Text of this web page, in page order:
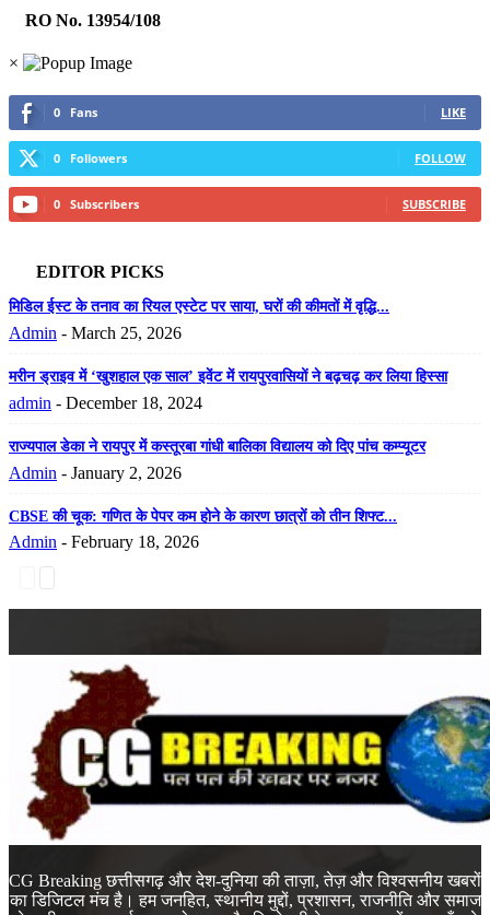
RO No. 13954/108
×
0 Fans LIKE
0 Followers FOLLOW
0 Subscribers SUBSCRIBE
EDITOR PICKS
मिडिल ईस्ट के तनाव का रियल एस्टेट पर साया, घरों की कीमतों में वृद्धि...
Admin - March 25, 2026
मरीन ड्राइव में ‘खुशहाल एक साल’ इवेंट में रायपुरवासियों ने बढ़चढ़ कर लिया हिस्सा
admin - December 18, 2024
राज्यपाल डेका ने रायपुर में कस्तूरबा गांधी बालिका विद्यालय को दिए पांच कम्प्यूटर
Admin - January 2, 2026
CBSE की चूक: गणित के पेपर कम होने के कारण छात्रों को तीन शिफ्ट...
Admin - February 18, 2026
CG Breaking छत्तीसगढ़ और देश-दुनिया की ताज़ा, तेज़ और विश्वसनीय खबरों
का डिजिटल मंच है। हम जनहित, स्थानीय मुद्दों, प्रशासन, राजनीति और समाज